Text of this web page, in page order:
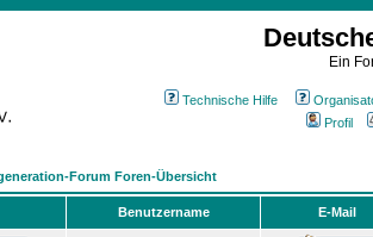
Ein
Technische Hilfe
Profil
Forum Foren-Übersicht
Benutzername E-Mail